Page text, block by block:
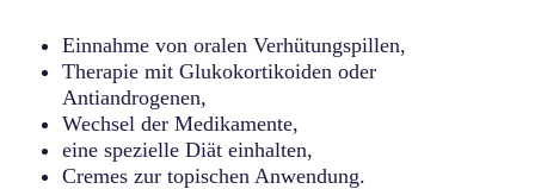
Einnahme von oralen Verhütungspillen,
Therapie mit Glukokortikoiden oder
Antiandrogenen,
Wechsel der Medikamente,
eine spezielle Diät einhalten,
Cremes zur topischen Anwendung.